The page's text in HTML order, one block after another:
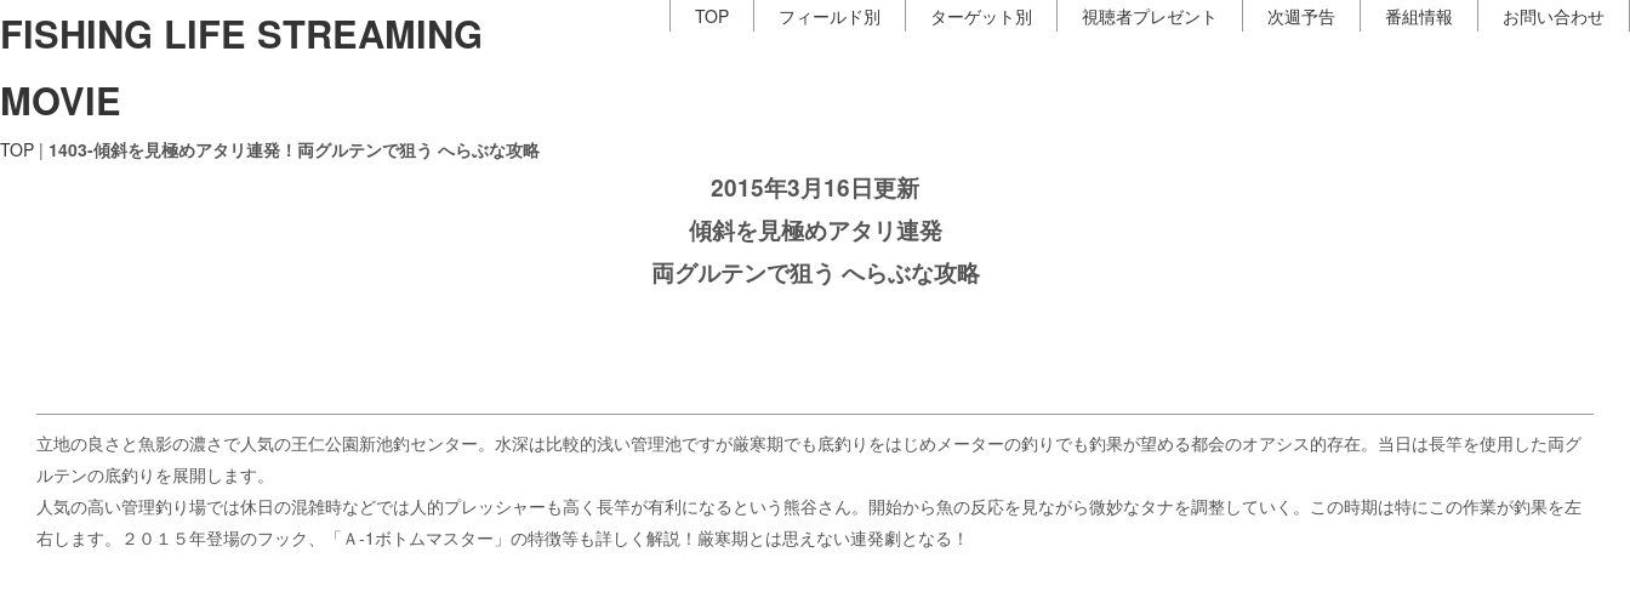
FISHING LIFE STREAMING
MOVIE
TOP フィールド別 ターゲット別 視聴者プレゼント 次週予告 番組情報 お問い合わせ
TOP | 1403-傾斜を見極めアタリ連発！両グルテンで狙う へらぶな攻略
2015年3月16日更新
傾斜を見極めアタリ連発
両グルテンで狙う へらぶな攻略
立地の良さと魚影の濃さで人気の王仁公園新池釣センター。水深は比較的浅い管理池ですが厳寒期でも底釣りをはじめメーターの釣りでも釣果が望める都会のオアシス的存在。当日は長竿を使用した両グ
ルテンの底釣りを展開します。
人気の高い管理釣り場では休日の混雑時などでは人的プレッシャーも高く長竿が有利になるという熊谷さん。開始から魚の反応を見ながら微妙なタナを調整していく。この時期は特にこの作業が釣果を左
右します。２０１５年登場のフック、「Ａ-1ボトムマスター」の特徴等も詳しく解説！厳寒期とは思えない連発劇となる！